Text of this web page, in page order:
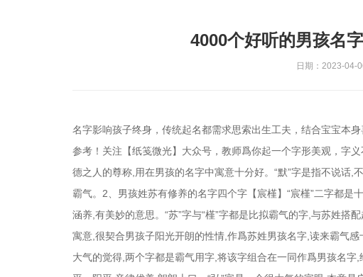
4000个好听的男孩名
日期：2023-04-
名字影响孩子终身，传统起名都需求思索出生工夫，结合宝宝本
参考！关注【纸笺微光】大众号，教师爲你起一个字形美观，字
德之人的尊称,用在男孩的名字中寓意十分好。“默”字是指不说话
霸气。2、男孩姓苏有修养的名字四个字【宸槿】“宸槿”二字都
涵养,有美妙的意思。“苏”字与“槿”字都是比拟霸气的字,与苏姓搭
寓意,很契合男孩子阳光开朗的性情,作爲苏姓男孩名字,读来霸气
大气的觉得,两个字都是霸气用字,将该字组合在一同作爲男孩名字